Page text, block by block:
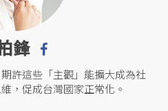
鋒
許這些「主觀」能擴大成為社
，促成台灣國家正常化。